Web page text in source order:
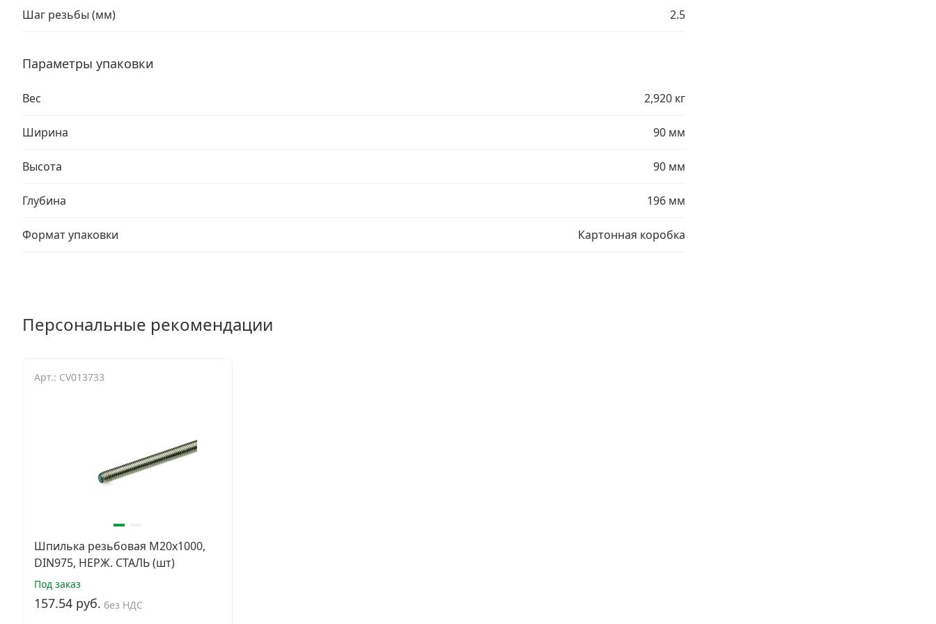
Шаг резьбы (мм) 2.5
Параметры упаковки
Вес 2,920 кг
Ширина 90 мм
Высота 90 мм
Глубина 196 мм
Формат упаковки Картонная коробка
Персональные рекомендации
Арт.: CV013733
Шпилька резьбовая М20х1000,
DIN975, НЕРЖ. СТАЛЬ (шт)
Под заказ
157.54 руб. без НДС